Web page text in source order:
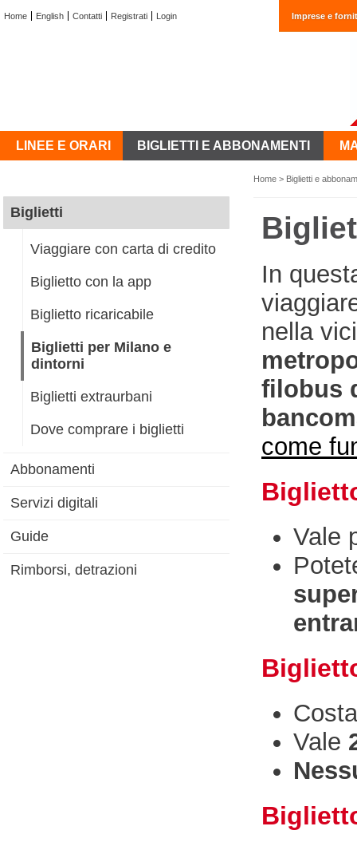
Home English Contatti Registrati Login Imprese e
LINEE E ORARI BIGLIETTI E ABBONAMENTI
Home > Biglietti e
Biglietti
Viaggiare con carta di credito
Biglietto con la app
Biglietto ricaricabile
Biglietti per Milano e
dintorni
Biglietti extraurbani
Dove comprare i biglietti
Abbonamenti
Servizi digitali
Guide
Rimborsi, detrazioni
In
nella
filobus
come
Vale
Vale